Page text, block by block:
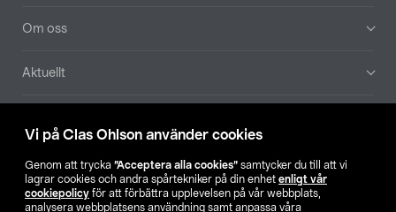
Vi på Clas Ohlson använder cookies
Genom att trycka ”Acceptera alla cookies” samtycker du till att vi
lagrar cookies och andra spårtekniker på din enhet enligt vår
cookiepolicy för att förbättra upplevelsen på vår webbplats,
analysera webbplatsens användning samt anpassa våra
Om oss
Aktuellt
Hitta butik
SE NO FI